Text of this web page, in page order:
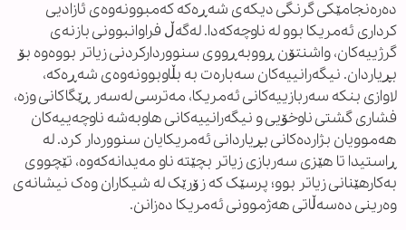
دەرەنجامێکی گرنگی دیکەی شەڕەکە کەمبوونەوەی ئازادیی
کرداری ئەمریکا بوو لە ناوچەکەدا. لەگەڵ فراوانبوونی بازنەی
گرژییەکان، واشنتۆن ڕووبەڕووی سنووردارکردنی زیاتر بووەوە بۆ
بڕیاردان. نیگەرانییەکان سەبارەت بە بڵاوبوونەوەی شەڕەکە،
لاوازی بنکە سەربازییەکانی ئەمریکا، مەترسی لەسەر ڕێگاکانی وزە،
فشاری گشتی ناوخۆیی و نیگەرانییەکانی هاوبەشە ناوچەییەکان
هەموویان بژاردەکانی بڕیاردانی ئەمریکایان سنووردار کرد. لە
ڕاستیدا تا هێزی سەربازی زیاتر بچێتە ناو مەیدانەکەوە، تێچووی
بەکارهێنانی زیاتر بوو؛ پرسێک کە زۆرێک لە شیکاران وەک نیشانەی
وەرینی دەسەڵاتی هەژموونی ئەمریکا دەزانن.